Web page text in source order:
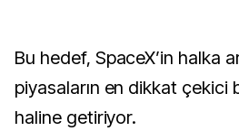
Bu hedef, SpaceX’in halka
piyasaların en dikkat çekici
haline getiriyor.